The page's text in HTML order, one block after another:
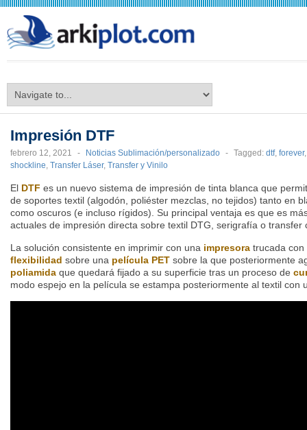
Impresión DTF
febrero 12, 2021 - Noticias Sublimación/personalizado - Tagged: dtf, forever
shockline, Transfer Láser, Transfer y Vinilo
El DTF es un nuevo sistema de impresión de tinta blanca que
de soportes textil (algodón, poliéster mezclas, no tejidos) tanto en
como oscuros (e incluso rígidos). Su principal ventaja es que es
actuales de impresión directa sobre textil DTG, serigrafía o transfer
La solución consistente en imprimir con una impresora trucada con
flexibilidad sobre una película PET sobre la que posteriormente
poliamida que quedará fijado a su superficie tras un proceso de
modo espejo en la película se estampa posteriormente al textil con